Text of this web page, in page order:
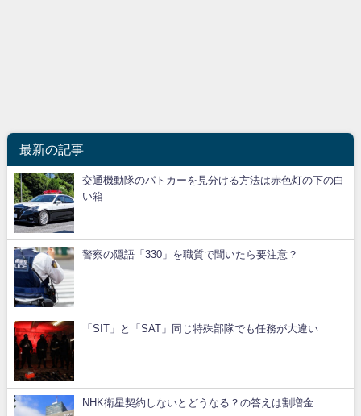
最新の記事
交通機動隊のパトカーを見分ける方法は赤色灯の下の白
い箱
警察の隠語「330」を職質で聞いたら要注意？
「SIT」と「SAT」同じ特殊部隊でも任務が大違い
NHK衛星契約しないとどうなる？の答えは割増金